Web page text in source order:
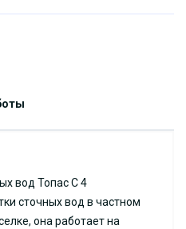
вод Топас С 4
сточных вод в частном
она работает на